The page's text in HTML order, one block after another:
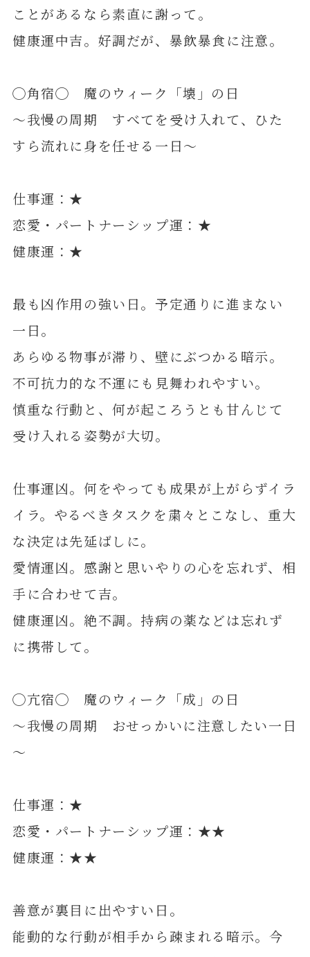
ことがあるなら素直に謝って。
健康運中吉。好調だが、暴飲暴食に注意。
◯角宿◯ 魔のウィーク「壊」の日
～我慢の周期 すべてを受け入れて、ひた
すら流れに身を任せる一日～
仕事運：★
恋愛・パートナーシップ運：★
健康運：★
最も凶作用の強い日。予定通りに進まない
一日。
あらゆる物事が滞り、壁にぶつかる暗示。
不可抗力的な不運にも見舞われやすい。
慎重な行動と、何が起ころうとも甘んじて
受け入れる姿勢が大切。
仕事運凶。何をやっても成果が上がらずイラ
イラ。やるべきタスクを粛々とこなし、重大
な決定は先延ばしに。
愛情運凶。感謝と思いやりの心を忘れず、相
手に合わせて吉。
健康運凶。絶不調。持病の薬などは忘れず
に携帯して。
◯亢宿◯ 魔のウィーク「成」の日
～我慢の周期 おせっかいに注意したい一日
～
仕事運：★
恋愛・パートナーシップ運：★★
健康運：★★
善意が裏目に出やすい日。
能動的な行動が相手から疎まれる暗示。今